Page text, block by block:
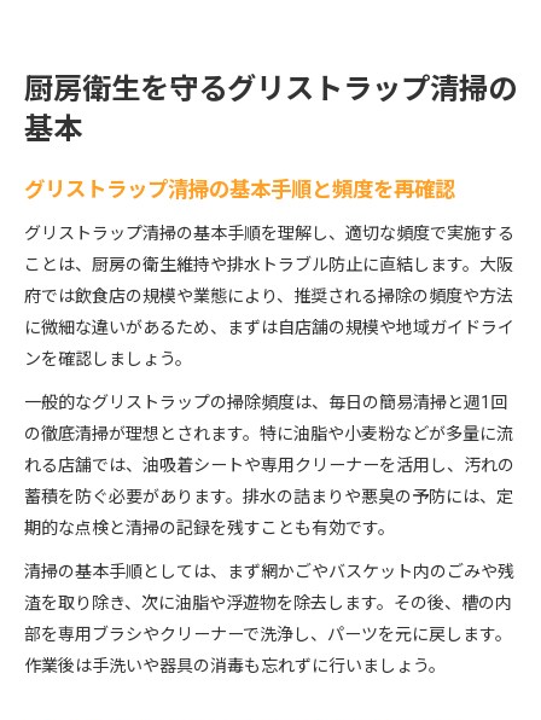
厨房衛生を守るグリストラップ清掃の
基本
グリストラップ清掃の基本手順と頻度を再確認
グリストラップ清掃の基本手順を理解し、適切な頻度で実施する
ことは、厨房の衛生維持や排水トラブル防止に直結します。大阪
府では飲食店の規模や業態により、推奨される掃除の頻度や方法
に微細な違いがあるため、まずは自店舗の規模や地域ガイドライ
ンを確認しましょう。
一般的なグリストラップの掃除頻度は、毎日の簡易清掃と週1回
の徹底清掃が理想とされます。特に油脂や小麦粉などが多量に流
れる店舗では、油吸着シートや専用クリーナーを活用し、汚れの
蓄積を防ぐ必要があります。排水の詰まりや悪臭の予防には、定
期的な点検と清掃の記録を残すことも有効です。
清掃の基本手順としては、まず網かごやバスケット内のごみや残
渣を取り除き、次に油脂や浮遊物を除去します。その後、槽の内
部を専用ブラシやクリーナーで洗浄し、パーツを元に戻します。
作業後は手洗いや器具の消毒も忘れずに行いましょう。